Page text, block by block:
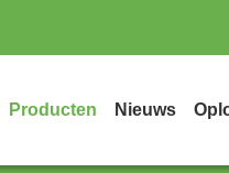
Producten Nieuws